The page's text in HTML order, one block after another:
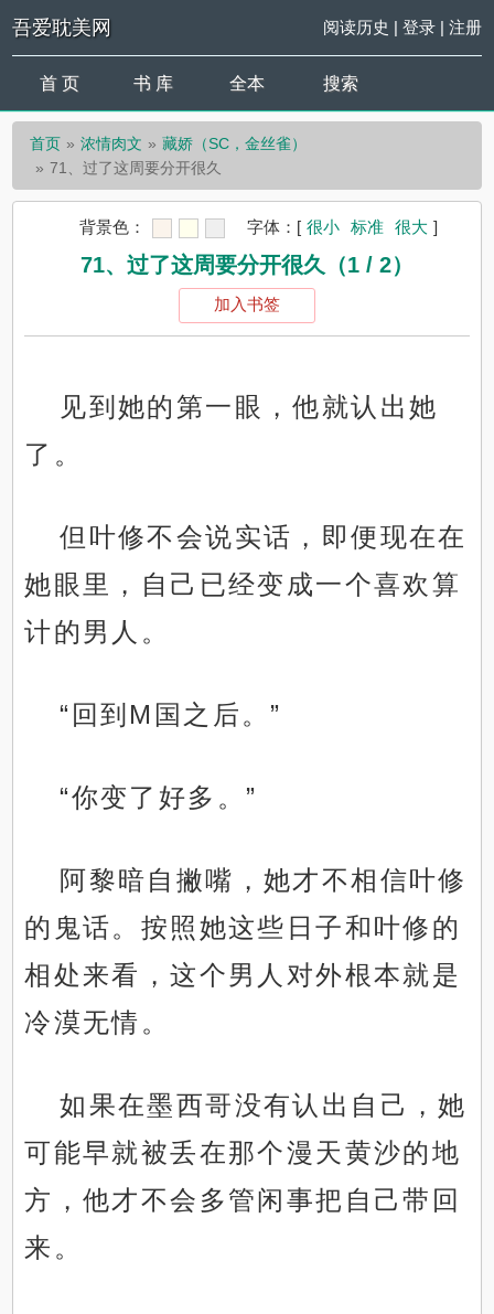
吾爱耽美网 阅读历史 | 登录| 注册
首 页 书 库 全本 搜索
首页 浓情肉文
藏娇（SC，金丝雀）
71、过了这周要分开很久
背景色： 字体： [ 很小 标准 很大 ]
71、过了这周要分开很久（1 / 2）
加入书签
见到她的第一眼，他就认出她
了。
但叶修不会说实话，即便现在在
她眼里，自己已经变成一个喜欢算
计的男人。
“回到M国之后。”
“你变了好多。”
阿黎暗自撇嘴，她才不相信叶修
的鬼话。按照她这些日子和叶修的
相处来看，这个男人对外根本就是
冷漠无情。
如果在墨西哥没有认出自己，她
可能早就被丢在那个漫天黄沙的地
方，他才不会多管闲事把自己带回
来。